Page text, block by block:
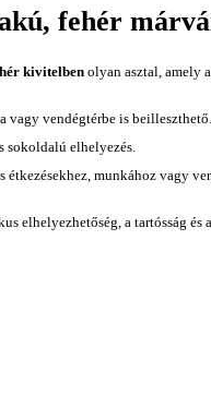
fehér
kivitelben olyan asztal, amely
vagy vendégtérbe is beilleszthető.
sokoldalú elhelyezés.
munkához vagy
elhelyezhetőség, a tartósság és